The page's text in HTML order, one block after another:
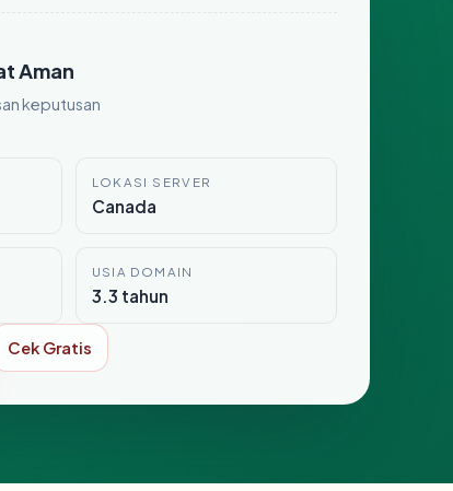
Aman
keputusan
LOKASI SERVER
Canada
USIA DOMAIN
3.3 tahun
Cek Gratis